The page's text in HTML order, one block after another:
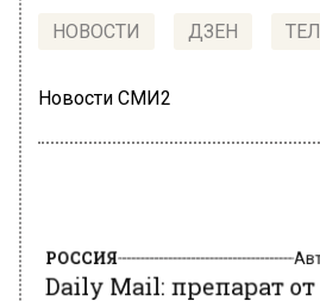
НОВОСТИ ДЗЕН
Новости СМИ2
Daily Mail: препарат
вдвое продлил жизнь